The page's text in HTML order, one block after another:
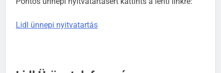
Lidl ünnepi nyitvatartás